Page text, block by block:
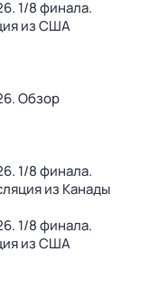
1/8 финала.
из США
Обзор
1/8 финала.
из Канады
1/8 финала.
из США